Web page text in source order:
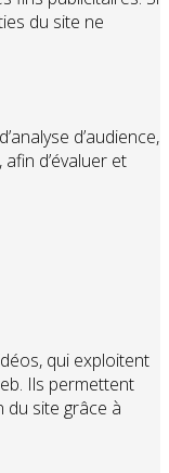
du site ne
d’audience,
d’évaluer et
qui exploitent
Ils permettent
du site grâce à